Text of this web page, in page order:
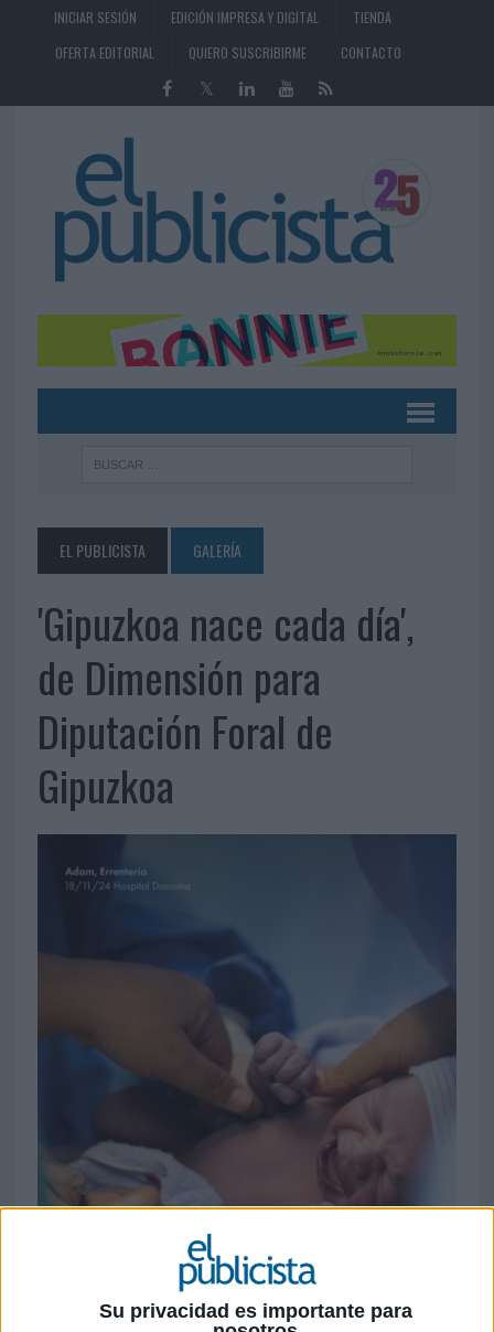
Su privacidad es importante para
INICIAR SESIÓN EDICIÓN IMPRESA Y DIGITAL
TIENDA
OFERTA EDITORIAL
QUIERO SUSCRIBIRME CONTACTO
EL PUBLICISTA GALERÍA
'Gipuzkoa nace cada día',
de Dimensión para
Diputación Foral de
Gipuzkoa